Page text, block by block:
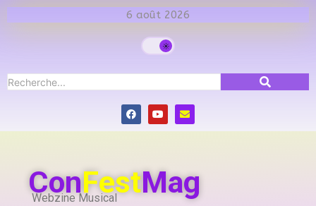
6 août 2026
ConFestMag
Webzine Musical